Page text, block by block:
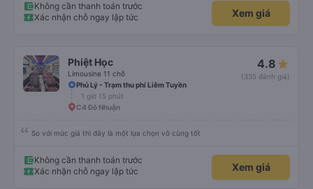
Không cần thanh toán trước
Xác nhận chỗ ngay lập tức
Xem giá
Phiệt Học
Limousine 11 chỗ
4.8
(335 đánh giá)
Phủ Lý - Trạm thu phí Liêm Tuyền
1 giờ 15 phút
C4 Đỗ Nhuận
So với mức giá thì đây là một lựa chọn vô cùng tốt
Không cần thanh toán trước
Xác nhận chỗ ngay lập tức
Xem giá